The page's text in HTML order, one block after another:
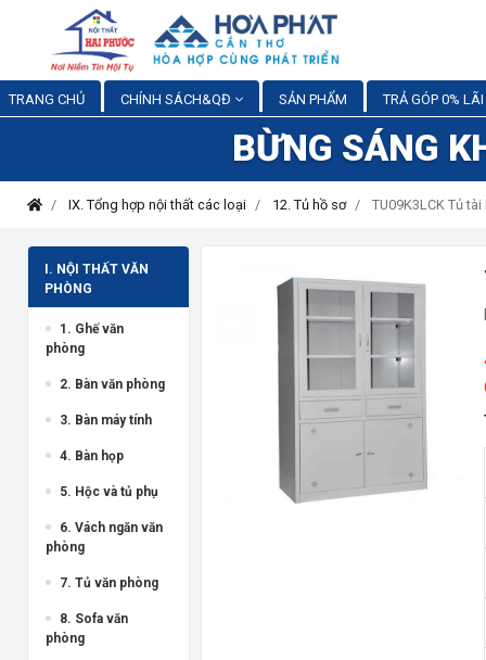
TRANG CHỦ CHÍNH SÁCH&QĐ SẢN PHẨM TRẢ GÓP 0% LÃI
BỪNG SÁNG
IX. Tổng hợp nội thất các loại 12. Tủ hồ sơ TU09K3LCK Tủ
I. NỘI THẤT VĂN
PHÒNG
1. Ghế văn
phòng
2. Bàn văn phòng
3. Bàn máy tính
4. Bàn họp
5. Hộc và tủ phụ
6. Vách ngăn văn
phòng
7. Tủ văn phòng
8. Sofa văn
phòng